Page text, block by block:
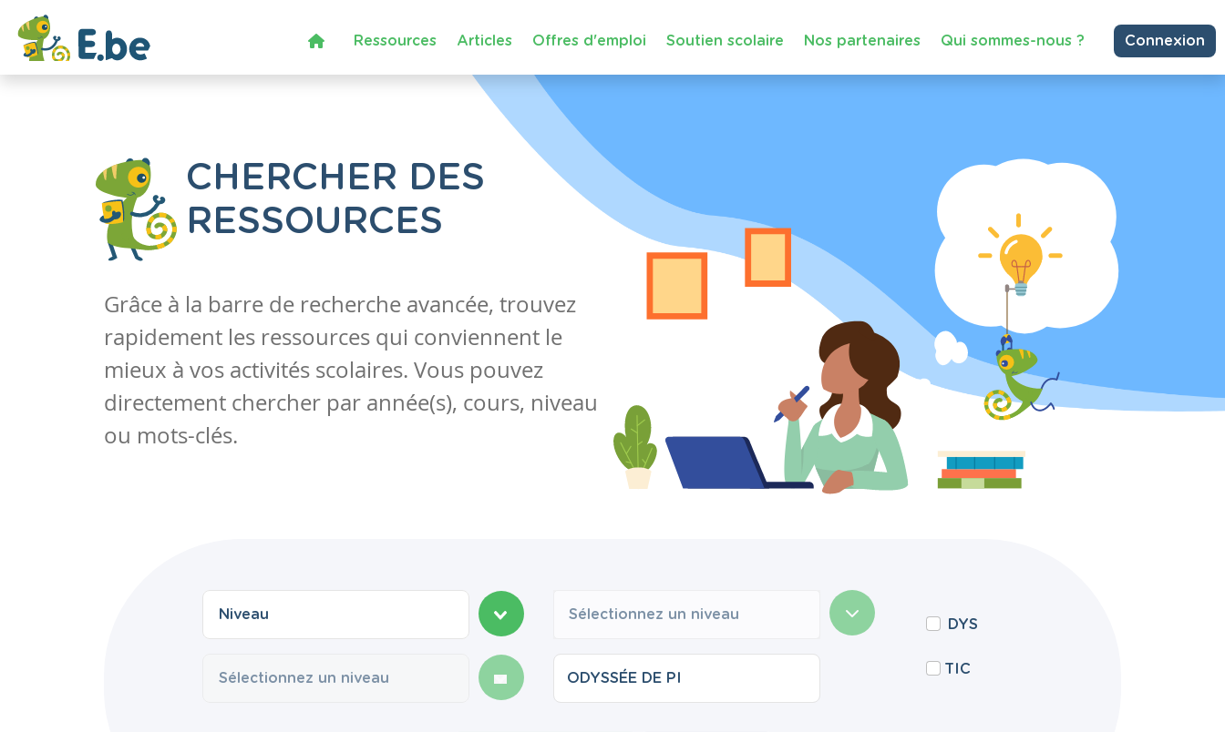
Ressources Articles Offres d'emploi Soutien scolaire Nos partenaires Qui sommes-nous ? Connexion
CHERCHER DES
RESSOURCES
Grâce à la barre de recherche avancée, trouvez
rapidement les ressources qui conviennent le
mieux à vos activités scolaires. Vous pouvez
directement chercher par année(s), cours, niveau
ou mots-clés.
Sélectionnez un niveau
DYS
TIC